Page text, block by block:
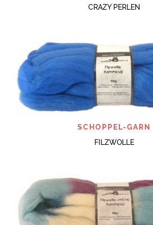
CRAZY PERLEN
SCHOPPEL-GARN
FILZWOLLE